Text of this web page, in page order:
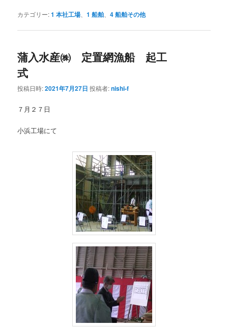
カテゴリー:1 本社工場 、1 船舶 、4 船舶その他
蒲入水産㈱ 定置網漁船 起工
式
投稿日時:2021年7月27日 投稿者:nishi-f
７月２７日
小浜工場にて